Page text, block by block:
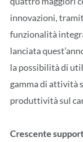
innovazioni,
funzionalità
lanciata
la possibilità di
gamma di attività
produttività sul
Crescente